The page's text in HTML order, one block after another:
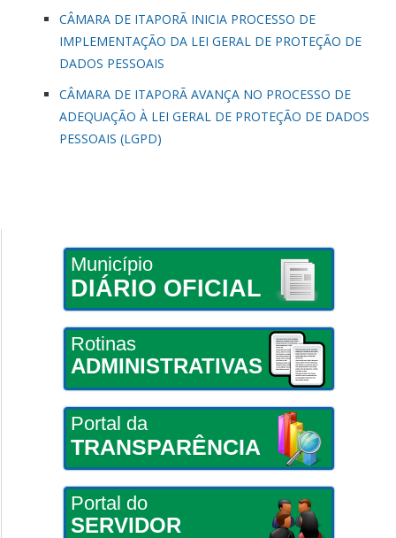
CÂMARA DE ITAPORÃ INICIA PROCESSO DE
IMPLEMENTAÇÃO DA LEI GERAL DE PROTEÇÃO DE
DADOS PESSOAIS
CÂMARA DE ITAPORÃ AVANÇA NO PROCESSO DE
ADEQUAÇÃO À LEI GERAL DE PROTEÇÃO DE DADOS
PESSOAIS (LGPD)
Município
DIÁRIO OFICIAL
Rotinas
ADMINISTRATIVAS
Portal da
TRANSPARÊNCIA
Portal do
SERVIDOR